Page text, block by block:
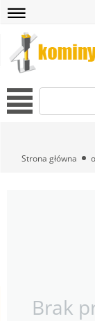
menu
Strona główna
menu
Brak
menu